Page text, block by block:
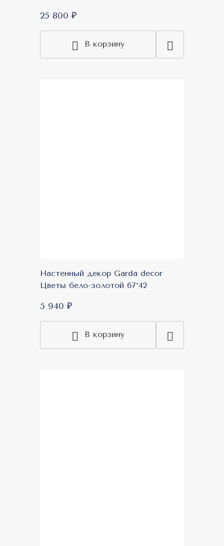
25 800 ₽
В корзину
Настенный декор Garda decor
Цветы бело-золотой 67*42
5 940 ₽
В корзину